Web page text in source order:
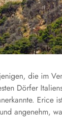
die im
Dörfer
angenehm,